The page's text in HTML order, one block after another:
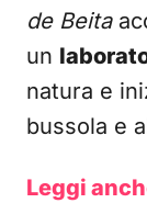
de Beita
un
natura e
bussola e
Leggi